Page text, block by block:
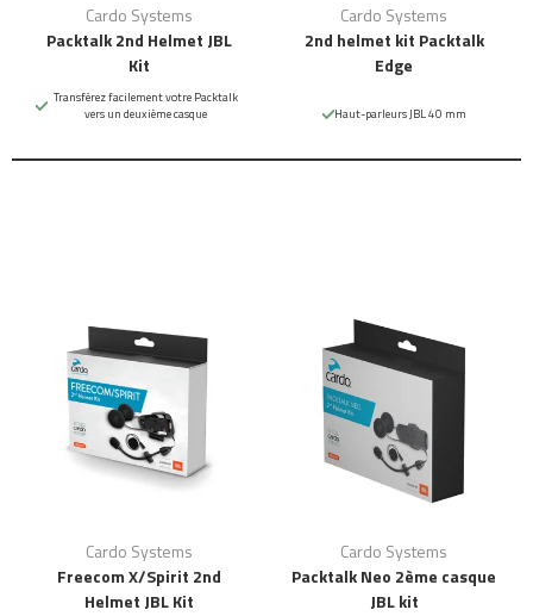
Cardo Systems
Packtalk 2nd Helmet JBL
Kit
Transférez facilement votre Packtalk
vers un deuxième casque
Cardo Systems
2nd helmet kit Packtalk
Edge
Haut-parleurs JBL 40 mm
Cardo Systems
Freecom X/Spirit 2nd
Helmet JBL Kit
Cardo Systems
Packtalk Neo 2ème casque
JBL kit